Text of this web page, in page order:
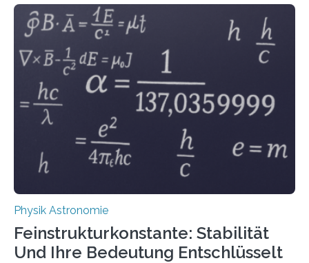
Physik Astronomie
Feinstrukturkonstante: Stabilität
Und Ihre Bedeutung Entschlüsselt